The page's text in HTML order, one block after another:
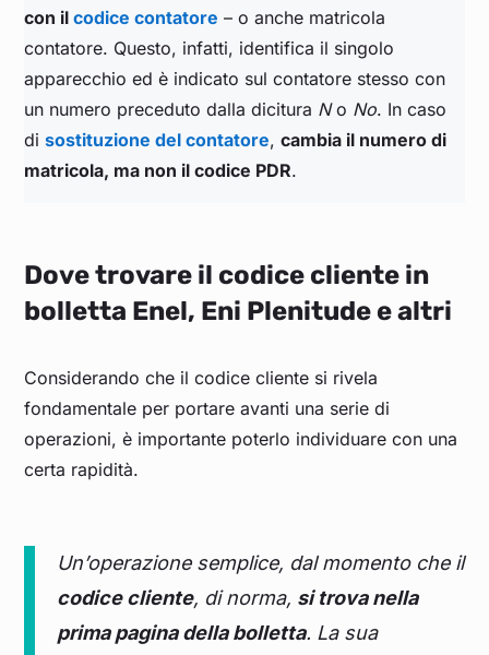
con ilcodice contatore – o anche matricola
contatore. Questo, infatti, identifica il singolo
apparecchio ed è indicato sul contatore stesso con
un numero preceduto dalla dicitura No No. In caso
disostituzione del contatore,cambia il numero di
matricola, ma non il codice PDR.
Dove trovare il codice cliente in
bolletta Enel, Eni Plenitude e altri
Considerando che il codice cliente si rivela
fondamentale per portare avanti una serie di
operazioni, è importante poterlo individuare con una
certa rapidità.
Un’operazione semplice, dal momento che il
codice cliente, di norma, si trova nella
prima pagina della bolletta. La sua